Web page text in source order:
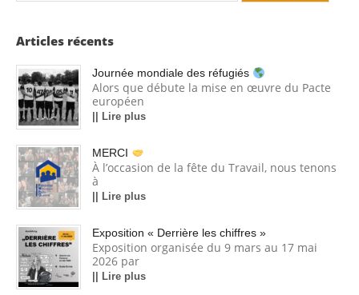
Articles récents
Journée mondiale des réfugiés
Alors que débute la mise en œuvre du Pacte
européen
|| Lire plus
MERCI
À l’occasion de la fête du Travail, nous tenons
à
|| Lire plus
Exposition « Derrière les chiffres »
Exposition organisée du 9 mars au 17 mai
2026 par
|| Lire plus